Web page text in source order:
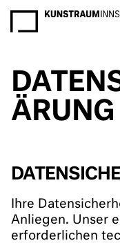
ÄRUNG
Ihre
Anliegen. Unser
erforderlichen